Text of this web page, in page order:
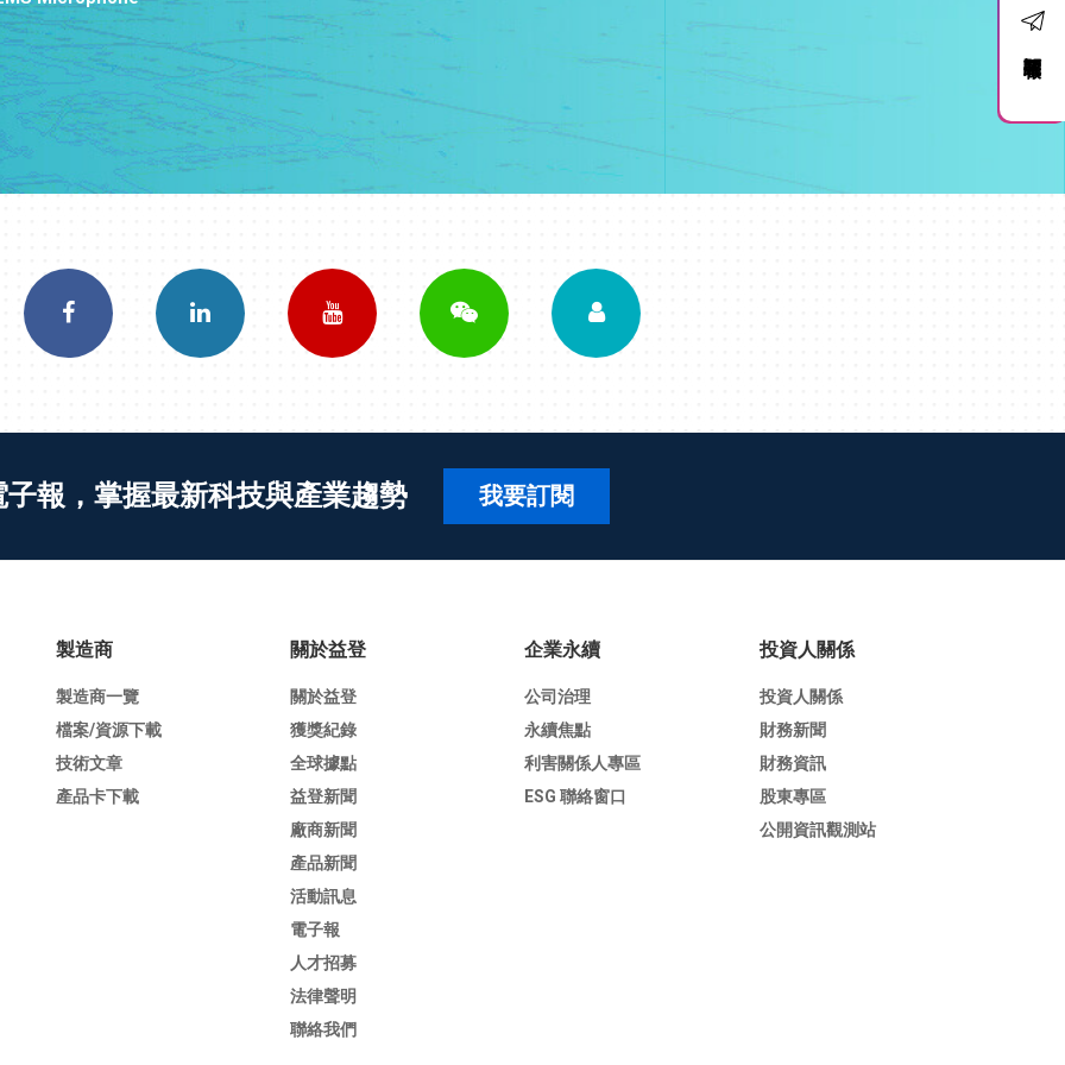
子報，掌握最新科技與產業趨勢 我要訂閱
製造商
製造商一覽
檔案/資源下載
技術文章
產品卡下載
關於益登
關於益登
獲獎紀錄
全球據點
益登新聞
廠商新聞
產品新聞
活動訊息
電子報
人才招募
法律聲明
聯絡我們
企業永續
公司治理
永續焦點
利害關係人專區
ESG 聯絡窗口
投資人關係
投資人關係
財務新聞
財務資訊
股東專區
公開資訊觀測站